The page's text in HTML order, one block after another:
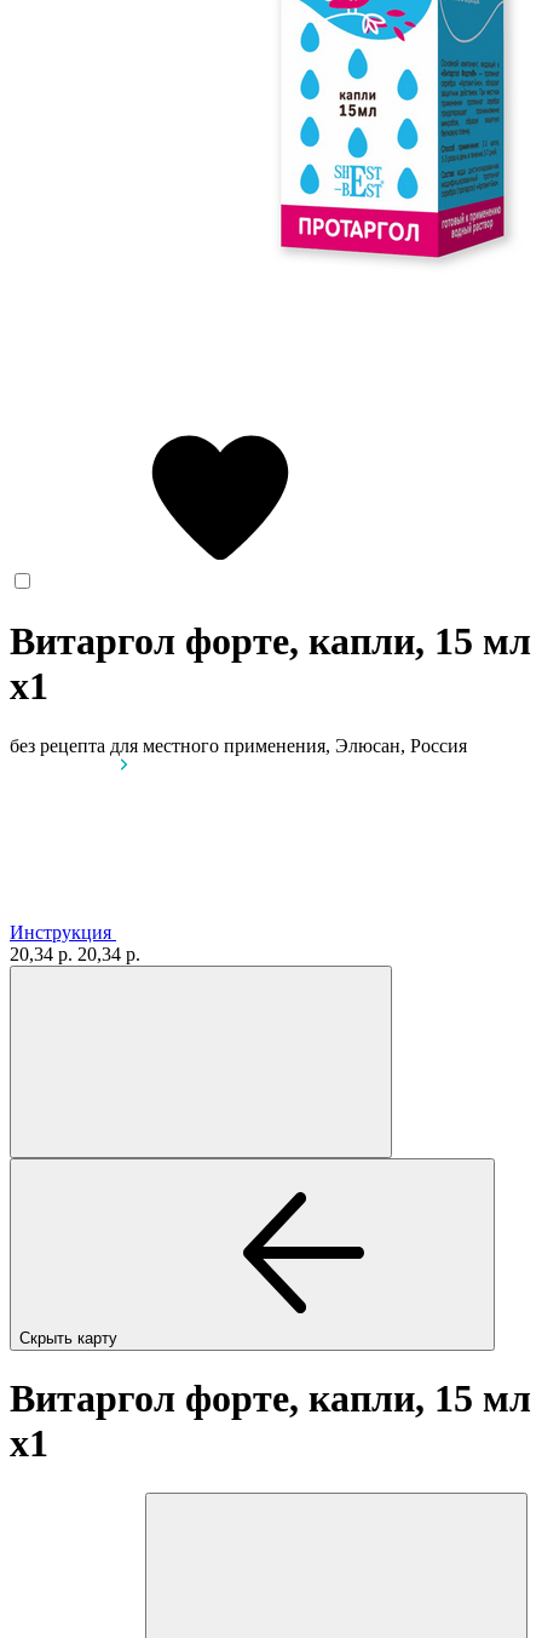
Витаргол форте, капли, 15 мл
x1
без рецепта для местного применения, Элюсан, Россия
Инструкция
20,34 р. 20,34 р.
Скрыть карту
Витаргол форте, капли, 15 мл
x1